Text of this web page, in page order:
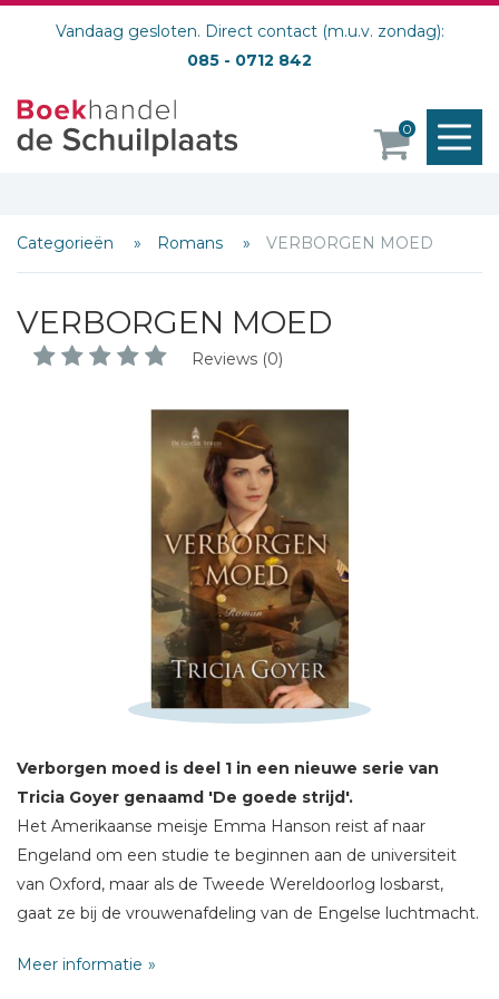
Vandaag gesloten. Direct contact (m.u.v. zondag):
085 - 0712 842
0
Categorieën Romans VERBORGEN MOED
VERBORGEN MOED
Reviews (0)
Verborgen moed is deel 1 in een nieuwe serie van
Tricia Goyer genaamd 'De goede strijd'.
Het Amerikaanse meisje Emma Hanson reist af naar
Engeland om een studie te beginnen aan de universiteit
van Oxford, maar als de Tweede Wereldoorlog losbarst,
gaat ze bij de vrouwenafdeling van de Engelse luchtmacht.
Verkenningseenheid wordt ze geplaatst op het prachtige
Meer informatie
Schrijf hieronder je review!
Bericht *
* = verplicht